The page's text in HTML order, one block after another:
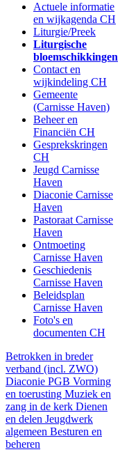
Actuele informatie
en wijkagenda CH
Liturgie/Preek
Liturgische
bloemschikkingen
Contact en
wijkindeling CH
Gemeente
(Carnisse Haven)
Beheer en
Financiën CH
Gesprekskringen
CH
Jeugd Carnisse
Haven
Diaconie Carnisse
Haven
Pastoraat Carnisse
Haven
Ontmoeting
Carnisse Haven
Geschiedenis
Carnisse Haven
Beleidsplan
Carnisse Haven
Foto's en
documenten CH
Betrokken in breder
verband (incl. ZWO)
Diaconie PGB Vorming
en toerusting Muziek en
zang in de kerk Dienen
en delen Jeugdwerk
algemeen Besturen en
beheren